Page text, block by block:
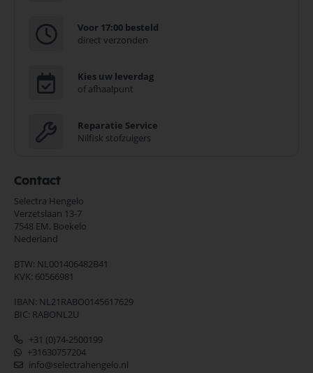
Voor 17:00 besteld
direct verzonden
Kies uw leverdag
of afhaalpunt
Reparatie Service
Nilfisk stofzuigers
Contact
Selectra Hengelo
Verzetslaan 13-7
7548 EM, Boekelo
Nederland
BTW: NL001406482B41
KVK: 60566981
IBAN: NL21RABO0145617629
BIC: RABONL2U
+31 (0)74-2500199
+31630757204
info@selectrahengelo.nl